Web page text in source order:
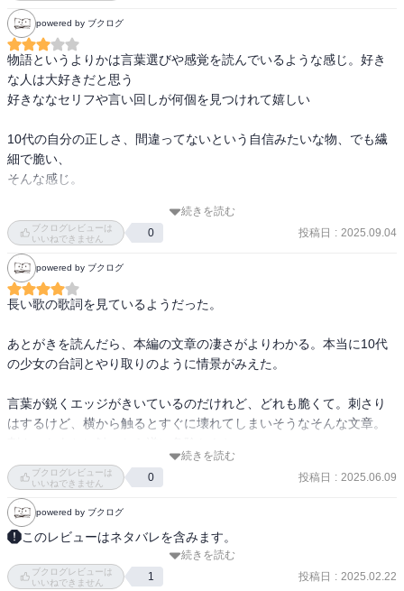
powered by ブクログ
物語というよりかは言葉選びや感覚を読んでいるような感じ。好き
な人は大好きだと思う
好きななセリフや言い回しが何個を見つけれて嬉しい
10代の自分の正しさ、間違ってないという自信みたいな物、でも繊
細で脆い、
そんな感じ。
好きだなというよりかは嫌いじゃないなって思える作品
続きを読む
ブクログレビューは
いいねできません
0 投稿日 : 2025.09.04
powered by ブクログ
長い歌の歌詞を見ているようだった。
あとがきを読んだら、本編の文章の凄さがよりわかる。本当に10代
の少女の台詞とやり取りのように情景がみえた。
言葉が鋭くエッジがきいているのだけれど、どれも脆くて。刺さり
はするけど、横から触るとすぐに壊れてしまいそうなそんな文章。
読んでよかった。
続きを読む
ブクログレビューは
いいねできません
0 投稿日 : 2025.06.09
powered by ブクログ
このレビューはネタバレを含みます。
10代のじぶんを理解した気になってはいけない
他人でした₍ᐢｰ̀ ̫ｰ́ᐢ₎
続きを読む
ブクログレビューは
いいねできません
1 投稿日 : 2025.02.22